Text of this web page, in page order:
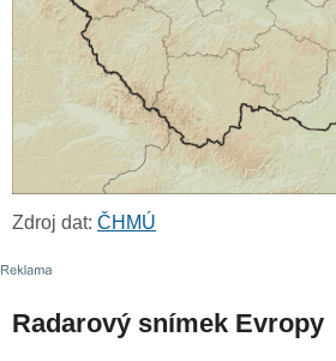
Zdroj dat: ČHMÚ
Radarový snímek Evropy